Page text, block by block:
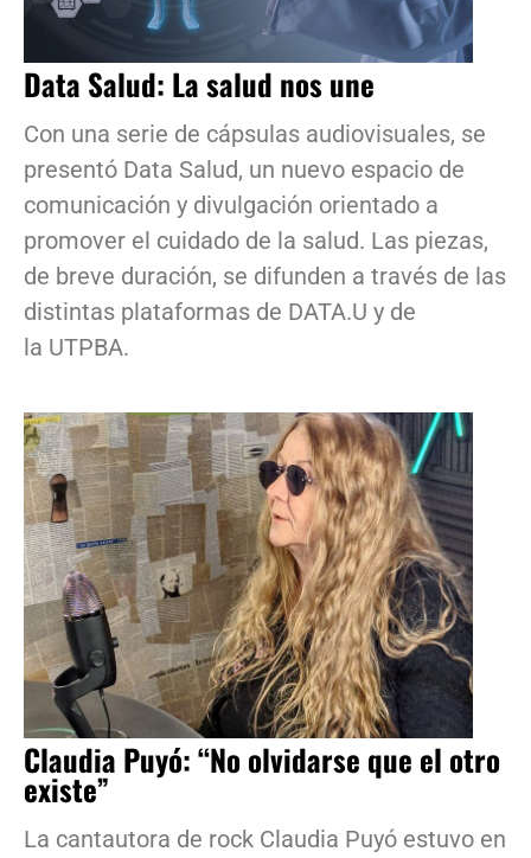
Data Salud: La salud nos une
Con una serie de cápsulas audiovisuales, se
presentó Data Salud, un nuevo espacio de
comunicación y divulgación orientado a
promover el cuidado de la salud. Las piezas,
de breve duración, se difunden a través de las
distintas plataformas de DATA.U y de
la UTPBA.
Claudia Puyó: “No olvidarse que el otro
existe”
La cantautora de rock Claudia Puyó estuvo en